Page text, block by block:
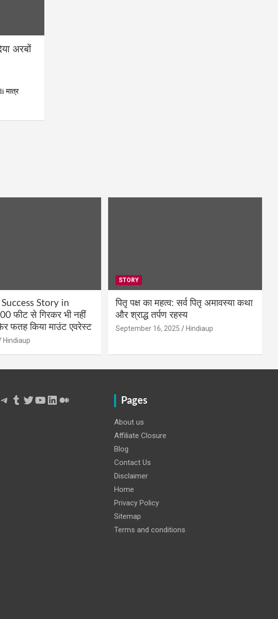
अरबों
मात्र
Story in
फीट से गिरकर भी नहीं
फतह किया माउंट एवरेस्ट
Hindiaup
STORY
पितृ पक्ष का महत्व: सर्व पितृ अमावस्या कथा
और श्राद्ध तर्पण रहस्य
September 16, 2025 Hindiaup
Telegram
Tumblr
Twitter
YouTube
LinkedIn
Medium Pages
About us
Affiliate Closure
Blog
Contact Us
Disclaimer
Home
Privacy Policy
Sitemap
Terms and conditions